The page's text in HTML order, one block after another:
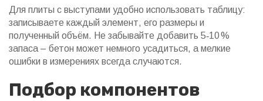
Для плиты с выступами удобно использовать таблицу:
записываете каждый элемент, его размеры и
полученный объём. Не забывайте добавить 5‑10 %
запаса – бетон может немного усадиться, а мелкие
ошибки в измерениях всегда случаются.
Подбор компонентов